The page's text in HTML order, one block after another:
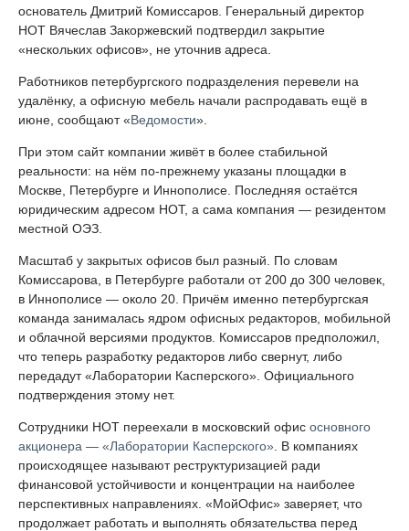
основатель Дмитрий Комиссаров. Генеральный директор
НОТ Вячеслав Закоржевский подтвердил закрытие
«нескольких офисов», не уточнив адреса.
Работников петербургского подразделения перевели на
удалёнку, а офисную мебель начали распродавать ещё в
июне, сообщают «Ведомости».
При этом сайт компании живёт в более стабильной
реальности: на нём по-прежнему указаны площадки в
Москве, Петербурге и Иннополисе. Последняя остаётся
юридическим адресом НОТ, а сама компания — резидентом
местной ОЭЗ.
Масштаб у закрытых офисов был разный. По словам
Комиссарова, в Петербурге работали от 200 до 300 человек,
в Иннополисе — около 20. Причём именно петербургская
команда занималась ядром офисных редакторов, мобильной
и облачной версиями продуктов. Комиссаров предположил,
что теперь разработку редакторов либо свернут, либо
передадут «Лаборатории Касперского». Официального
подтверждения этому нет.
Сотрудники НОТ переехали в московский офис основного
акционера — «Лаборатории Касперского» . В компаниях
происходящее называют реструктуризацией ради
финансовой устойчивости и концентрации на наиболее
перспективных направлениях. «МойОфис» заверяет, что
продолжает работать и выполнять обязательства перед